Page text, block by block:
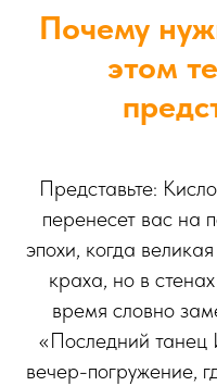
Почему
этом
Представьте:
перенесет вас на
эпохи, когда
краха, но в
время словно
«Последний танец
вечер-погружение,